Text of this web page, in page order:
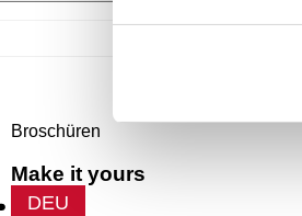
Broschüren
Make it yours
DEU